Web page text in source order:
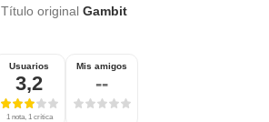
Título originalGambit
Usuarios
3,2
1 nota, 1 crítica
Mis amigos
--